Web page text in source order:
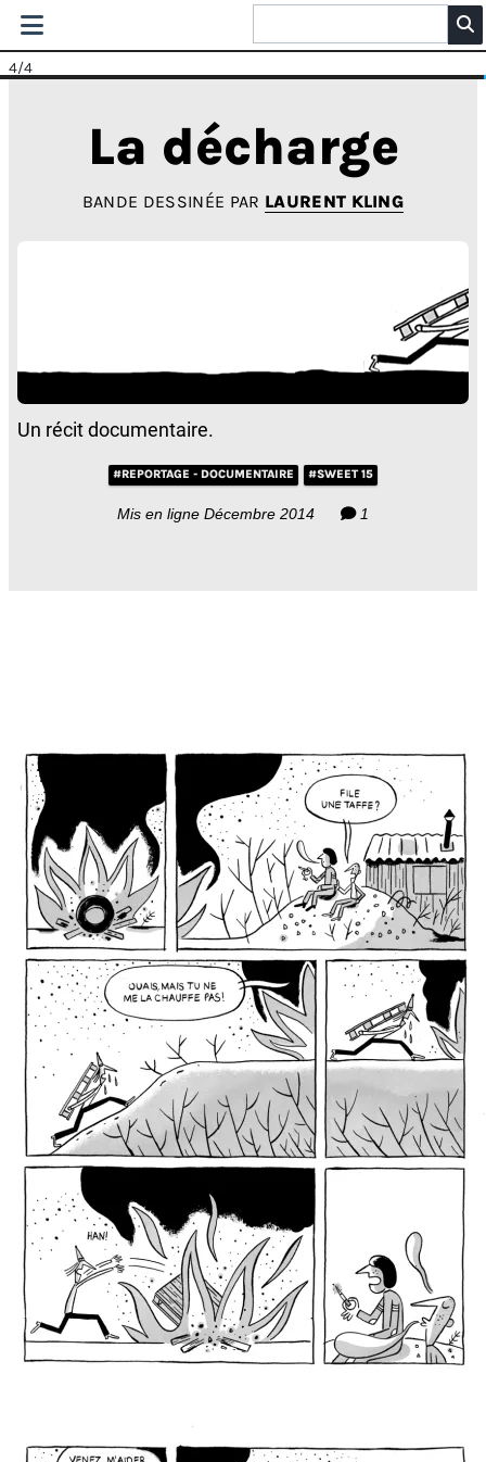
4/4
La décharge
BANDE DESSINÉE PAR LAURENT KLING
Un récit documentaire.
#REPORTAGE - DOCUMENTAIRE #SWEET 15
Mis en ligne Décembre 2014 1